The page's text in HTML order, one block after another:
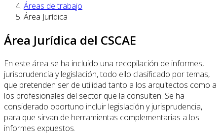
Áreas de trabajo
Área Jurídica
Área Jurídica del CSCAE
En este área se ha incluido una recopilación de informes,
jurisprudencia y legislación, todo ello clasificado por temas,
que pretenden ser de utilidad tanto a los arquitectos como a
los profesionales del sector que la consulten. Se ha
considerado oportuno incluir legislación y jurisprudencia,
para que sirvan de herramientas complementarias a los
informes expuestos.